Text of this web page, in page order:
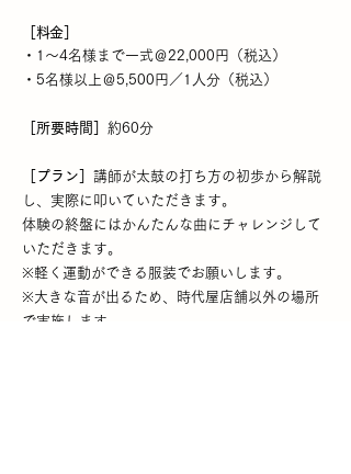
［料金］
・1～4名様まで一式＠22,000円（税込）
・5名様以上＠5,500円／1人分（税込）
［所要時間］ 約60分
［プラン］ 講師が太鼓の打ち方の初歩から解説
し、実際に叩いていただき ます。
体験の終盤にはかんたんな曲にチャレンジして
いただきます。
※軽く運動ができる服装でお願いします。
※大きな音が出るため、時代屋店舗以外の場所
で実施します。